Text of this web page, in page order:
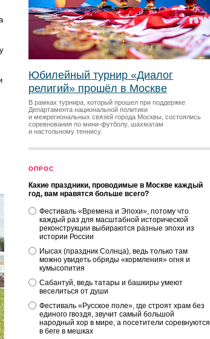
Юбилейный турнир «Диалог
религий» прошёл в Москве
В рамках турнира, который прошел при поддержке
Департамента национальной политики
и межрегиональных связей города Москвы, состоялись
соревнования по мини-футболу, шахматам
и настольному теннису.
ОПРОС
Какие праздники, проводимые в Москве каждый
год, вам нравятся больше всего?
Фестиваль «Времена и Эпохи», потому что
каждый раз для масштабной исторической
реконструкции выбираются разные эпохи из
истории России
Иысах (праздник Солнца), ведь только там
можно увидеть обряды «кормления» огня и
кумысопития
Сабантуй, ведь татары и башкиры умеют
веселиться от души
Фестиваль «Русское поле», где строят храм без
единого гвоздя, звучит самый большой
народный хор в мире, а посетители соревнуются
в беге в мешках